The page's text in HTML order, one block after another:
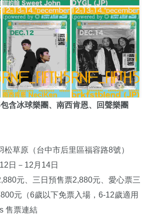
含冰球樂團、南西肯恩、回聲樂團
草原（台中市后里區福容路8號）
日－12月14日
元、三日預售票2,880元、愛心票三
元（6歲以下免票入場，6-12歲適用
售票連結